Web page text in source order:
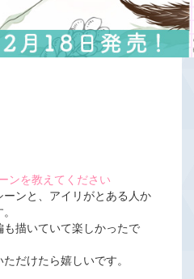
ンを教えてください
ンと、アイリがとある人か
描いていて楽しかったで
だけたら嬉しいです。